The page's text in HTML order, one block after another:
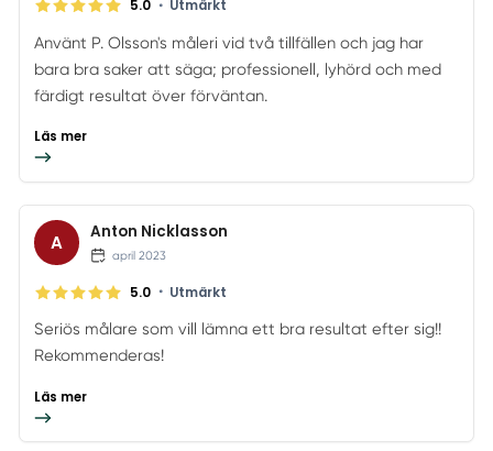
5.0 • Utmärkt
Använt P. Olsson's måleri vid två tillfällen och jag har
bara bra saker att säga; professionell, lyhörd och med
färdigt resultat över förväntan.
Läs mer
A Anton Nicklasson
april 2023
5.0 • Utmärkt
Seriös målare som vill lämna ett bra resultat efter sig!!
Rekommenderas!
Läs mer